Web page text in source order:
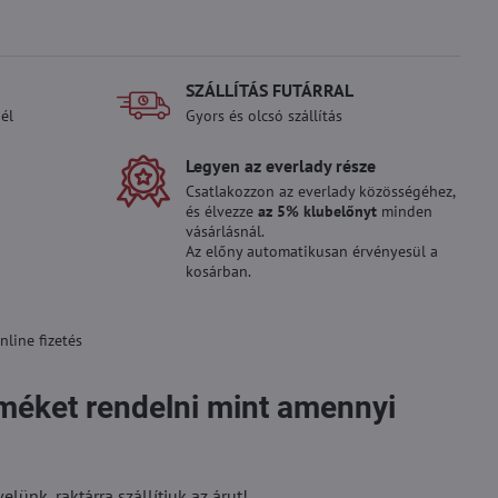
SZÁLLÍTÁS FUTÁRRAL
Gyors és olcsó szállítás
Legyen az everlady része
Csatlakozzon az everlady közösségéhez,
és élvezzeaz 5% klubelőnyt minden
vásárlásnál.
Az előny automatikusan érvényesül a
kosárban.
fizetés
rendelni mint amennyi